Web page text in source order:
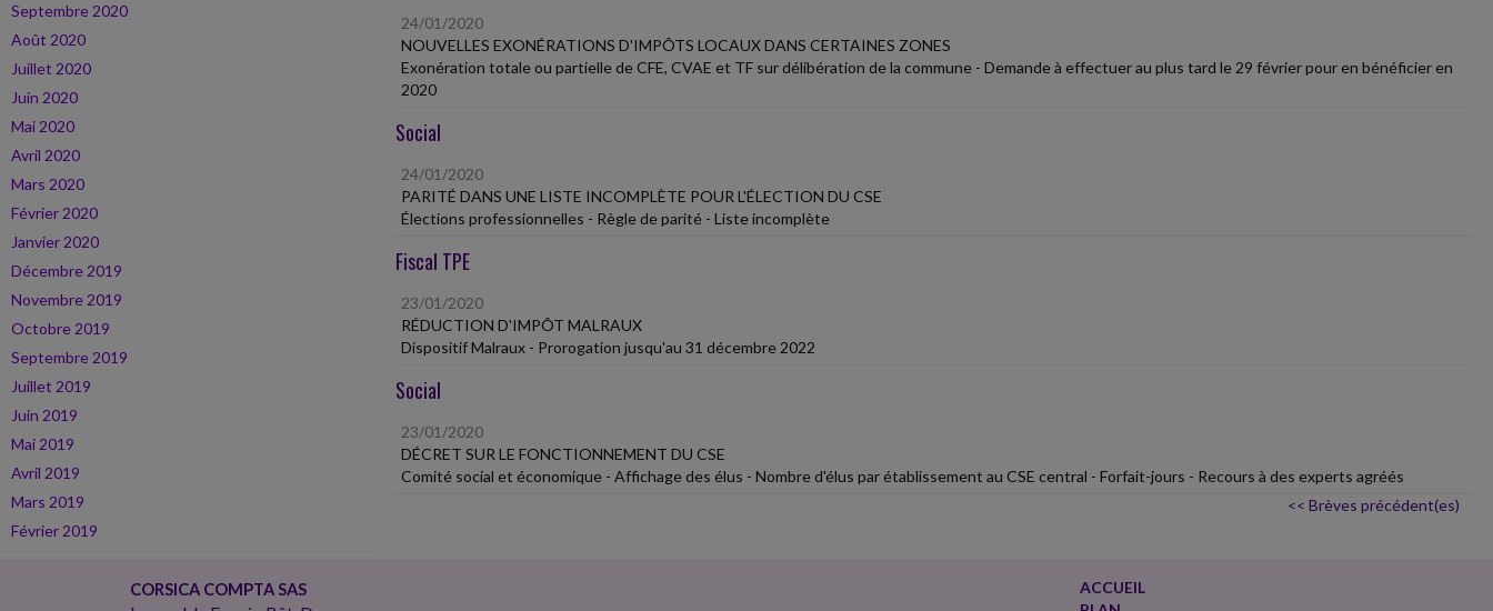
Septembre 2020
Août 2020
Juillet 2020
Juin 2020
Mai 2020
Avril 2020
Mars 2020
Février 2020
Janvier 2020
Décembre 2019
Novembre 2019
Octobre 2019
Septembre 2019
Juillet 2019
Juin 2019
Mai 2019
Avril 2019
Mars 2019
Février 2019
24/01/2020
NOUVELLES EXONÉRATIONS D'IMPÔTS LOCAUX DANS CERTAINES ZONES
Exonération totale ou partielle de CFE, CVAE et TF sur délibération de la commune - Demande à effectuer au plus tard le 29 février pour en bénéficier en
2020
Social
24/01/2020
PARITÉ DANS UNE LISTE INCOMPLÈTE POUR L'ÉLECTION DU CSE
Élections professionnelles - Règle de parité - Liste incomplète
Fiscal TPE
23/01/2020
RÉDUCTION D'IMPÔT MALRAUX
Dispositif Malraux - Prorogation jusqu'au 31 décembre 2022
Social
23/01/2020
DÉCRET SUR LE FONCTIONNEMENT DU CSE
Comité social et économique - Affichage des élus - Nombre d'élus par établissement au CSE central - Forfait-jours - Recours à des experts agréés
<< Brèves précédent(es)
CORSICA COMPTA SAS
ACCUEIL